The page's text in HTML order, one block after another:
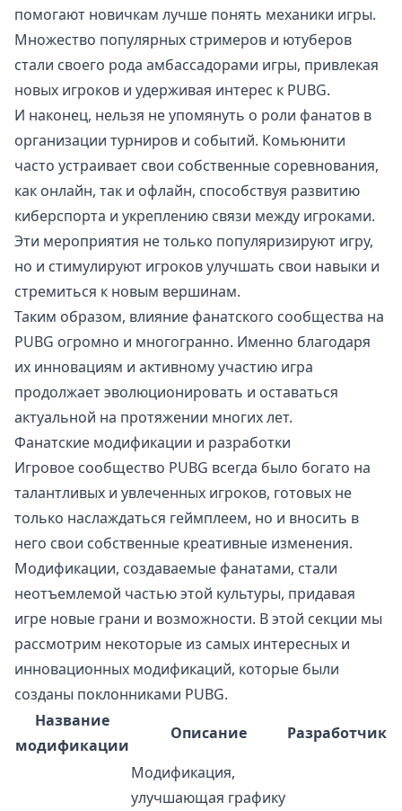
помогают новичкам лучше понять механики игры.
Множество популярных стримеров и ютуберов
стали своего рода амбассадорами игры, привлекая
новых игроков и удерживая интерес к PUBG.
И наконец, нельзя не упомянуть о роли фанатов в
организации турниров и событий. Комьюнити
часто устраивает свои собственные соревнования,
как онлайн, так и офлайн, способствуя развитию
киберспорта и укреплению связи между игроками.
Эти мероприятия не только популяризируют игру,
но и стимулируют игроков улучшать свои навыки и
стремиться к новым вершинам.
Таким образом, влияние фанатского сообщества на
PUBG огромно и многогранно. Именно благодаря
их инновациям и активному участию игра
продолжает эволюционировать и оставаться
актуальной на протяжении многих лет.
Фанатские модификации и разработки
Игровое сообщество PUBG всегда было богато на
талантливых и увлеченных игроков, готовых не
только наслаждаться геймплеем, но и вносить в
него свои собственные креативные изменения.
Модификации, создаваемые фанатами, стали
неотъемлемой частью этой культуры, придавая
игре новые грани и возможности. В этой секции мы
рассмотрим некоторые из самых интересных и
инновационных модификаций, которые были
созданы поклонниками PUBG.
Название
модификации
Описание Разработчик
Модификация,
улучшающая графику